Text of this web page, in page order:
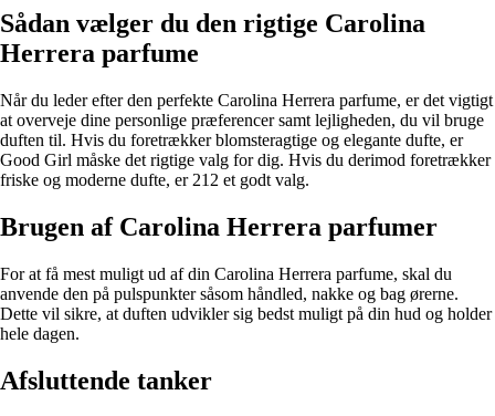
Sådan vælger du den rigtige Carolina
Herrera parfume
Når du leder efter den perfekte Carolina Herrera parfume, er det vigtigt
at overveje dine personlige præferencer samt lejligheden, du vil bruge
duften til. Hvis du foretrækker blomsteragtige og elegante dufte, er
Good Girl måske det rigtige valg for dig. Hvis du derimod foretrækker
friske og moderne dufte, er 212 et godt valg.
Brugen af Carolina Herrera parfumer
For at få mest muligt ud af din Carolina Herrera parfume, skal du
anvende den på pulspunkter såsom håndled, nakke og bag ørerne.
Dette vil sikre, at duften udvikler sig bedst muligt på din hud og holder
hele dagen.
Afsluttende tanker